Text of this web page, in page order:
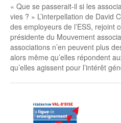
« Que se passerait-il si les
vies ? » L’interpellation de David
des employeurs de l’ESS, rejoint
présidente du Mouvement
associations n’en peuvent plus
alors même qu’elles répondent
qu’elles agissent pour l’intérêt